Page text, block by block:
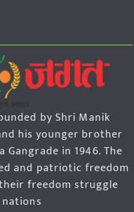
by Shri Manik
his younger brother
Gangrade in 1946. The
and patriotic freedom
freedom struggle